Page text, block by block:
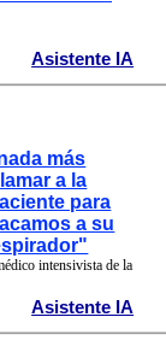
Asistente IA
más
a la
para
a su
intensivista de la
Asistente IA